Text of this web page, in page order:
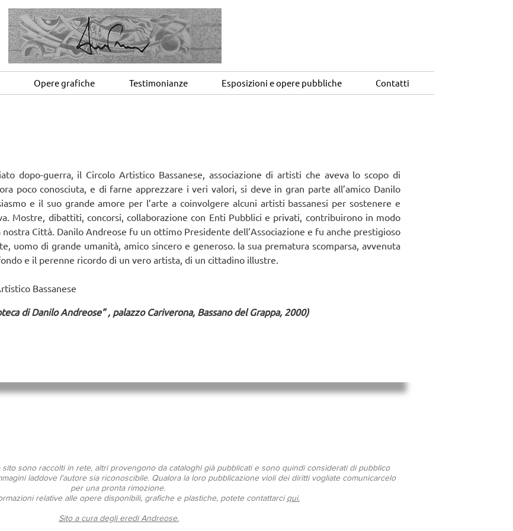
Opere grafiche Testimonianze Esposizioni e opere pubbliche Contatti
dopo-guerra, il Circolo Artistico Bassanese, associazione di artisti che aveva lo scopo di
poco conosciuta, e di farne apprezzare i veri valori, si deve in gran parte all’amico Danilo
e il suo grande amore per l’arte a coinvolgere alcuni artisti bassanesi per sostenere e
Mostre, dibattiti, concorsi, collaborazione con Enti Pubblici e privati, contribuirono in modo
Città. Danilo Andreose fu un ottimo Presidente dell’Associazione e fu anche prestigioso
uomo di grande umanità, amico sincero e generoso. la sua prematura scomparsa, avvenuta
e il perenne ricordo di un vero artista, di un cittadino illustre.
Bassanese
di Danilo Andreose” , palazzo Cariverona, Bassano del Grappa, 2000)
sono raccolti in rete, altri provengono da cataloghi già pubblicati e sono quindi considerati di pubblico
laddove l'autore sia riconoscibile. Qualora la loro pubblicazione violi dei diritti vogliate comunicarcelo
per una pronta rimozione.
relative alle opere disponibili, grafiche e plastiche, potete contattarciqui.
Sito a cura degli eredi Andreose.